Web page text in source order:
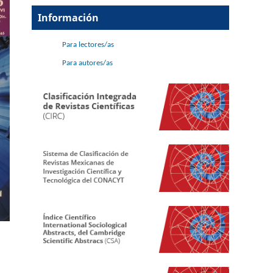
Información
Para lectores/as
Para autores/as